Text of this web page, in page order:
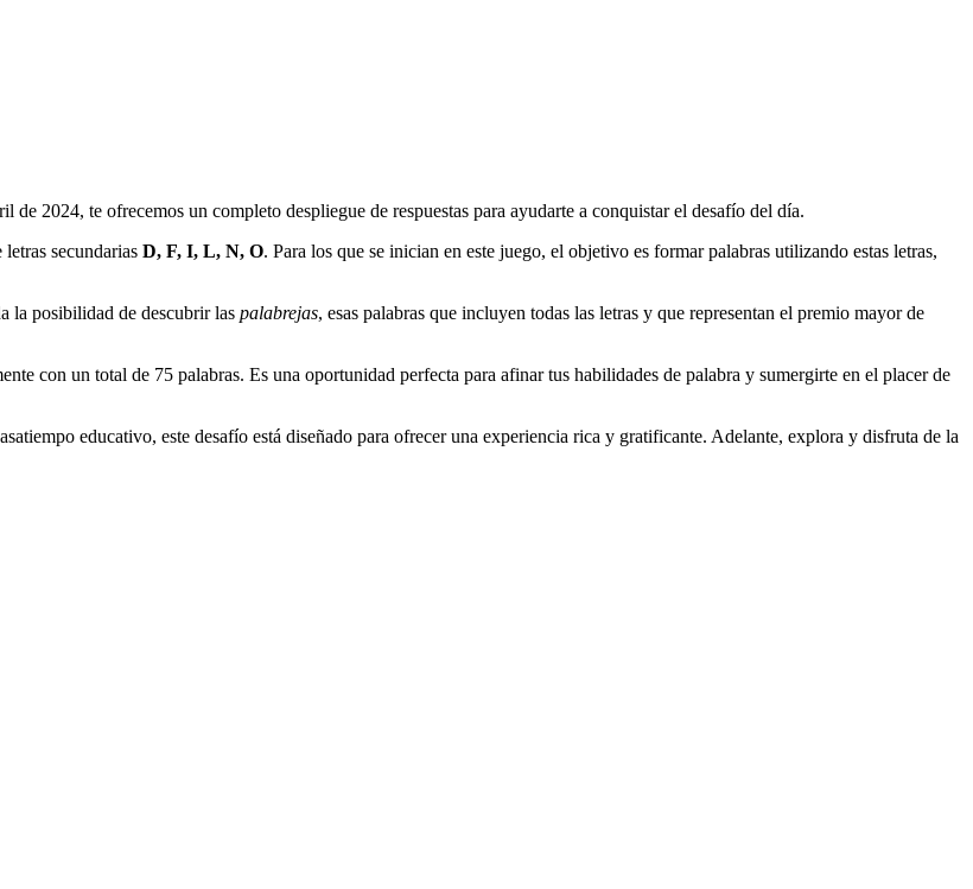
de 2024, te ofrecemos un completo despliegue de respuestas para ayudarte a conquistar el desafío del día.
secundarias D, F, I, L, N, O. Para los que se inician en este juego, el objetivo es formar palabras utilizando estas letras,
la posibilidad de descubrir las palabrejas, esas palabras que incluyen todas las letras y que representan el premio mayor de
con un total de 75 palabras. Es una oportunidad perfecta para afinar tus habilidades de palabra y sumergirte en el placer de
educativo, este desafío está diseñado para ofrecer una experiencia rica y gratificante. Adelante, explora y disfruta de la